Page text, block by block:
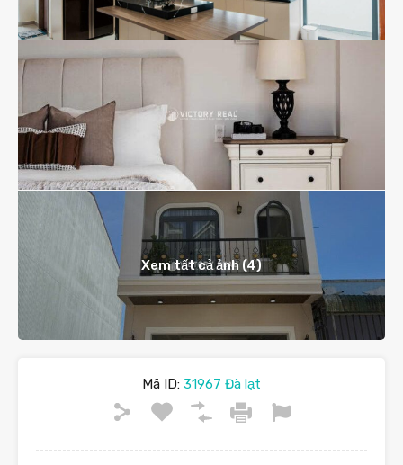
Xem tất cả ảnh (4)
Mã ID: 31967 Đà lạt